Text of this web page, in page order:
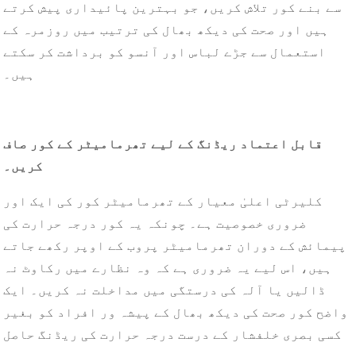
سے بنے کور تلاش کریں، جو بہترین پائیداری پیش کرتے
ہیں اور صحت کی دیکھ بھال کی ترتیب میں روزمرہ کے
استعمال سے جڑے لباس اور آنسو کو برداشت کر سکتے
ہیں۔
قابل اعتماد ریڈنگ کے لیے تھرمامیٹر کے کور صاف
کریں۔
کلیرٹی اعلیٰ معیار کے تھرمامیٹر کور کی ایک اور
ضروری خصوصیت ہے۔ چونکہ یہ کور درجہ حرارت کی
پیمائش کے دوران تھرمامیٹر پروب کے اوپر رکھے جاتے
ہیں، اس لیے یہ ضروری ہے کہ وہ نظارے میں رکاوٹ نہ
ڈالیں یا آلہ کی درستگی میں مداخلت نہ کریں۔ ایک
واضح کور صحت کی دیکھ بھال کے پیشہ ور افراد کو بغیر
کسی بصری خلفشار کے درست درجہ حرارت کی ریڈنگ حاصل